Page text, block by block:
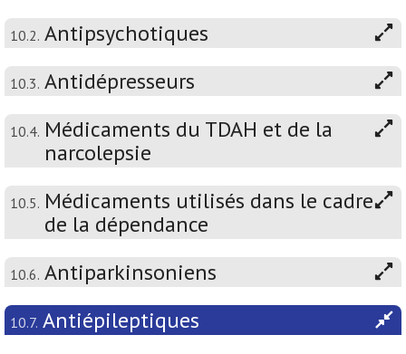
10.2. Antipsychotiques
10.3. Antidépresseurs
10.4. Médicaments du TDAH et de la
narcolepsie
10.5. Médicaments utilisés dans le cadre
de la dépendance
10.6. Antiparkinsoniens
10.7. Antiépileptiques